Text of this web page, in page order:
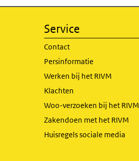
Service
Contact
Persinformatie
Werken bij het RIVM
Klachten
Woo-verzoeken bij het RIVM
Zakendoen met het RIVM
Huisregels sociale media